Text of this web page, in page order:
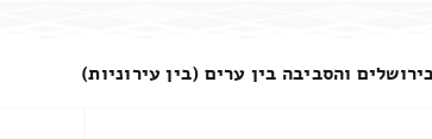
והסביבה בין ערים (בין עירוניות)